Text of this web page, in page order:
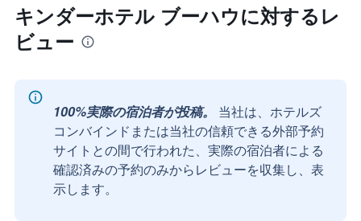
キンダーホテル ブーハウに対するレ
ビュー
100%実際の宿泊者が投稿。
当社は、ホテルズ
コンバインドまたは当社の信頼できる外部予約
サイトとの間で行われた、実際の宿泊者による
確認済みの予約のみからレビューを収集し、表
示します。